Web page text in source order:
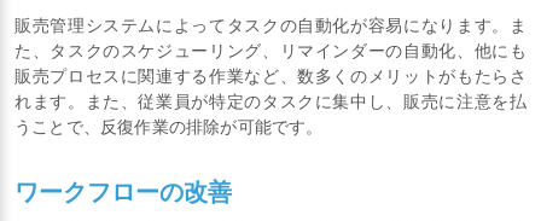
販売管理システムによってタスクの自動化が容易になります。ま
た、タスクのスケジューリング、リマインダーの自動化、他にも
販売プロセスに関連する作業など、数多くのメリットがもたらさ
れます。また、従業員が特定のタスクに集中し、販売に注意を払
うことで、反復作業の排除が可能です。
ワークフローの改善